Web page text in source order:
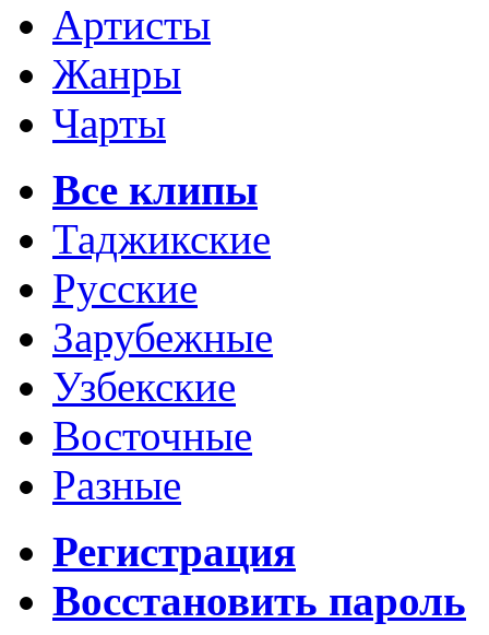
Артисты
Жанры
Чарты
Все клипы
Таджикские
Русские
Зарубежные
Узбекские
Восточные
Разные
Регистрация
Восстановить пароль